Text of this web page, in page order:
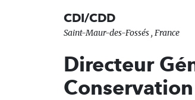
CDI/CDD
Saint-Maur-des-Fossés , France
Directeur
Conservation